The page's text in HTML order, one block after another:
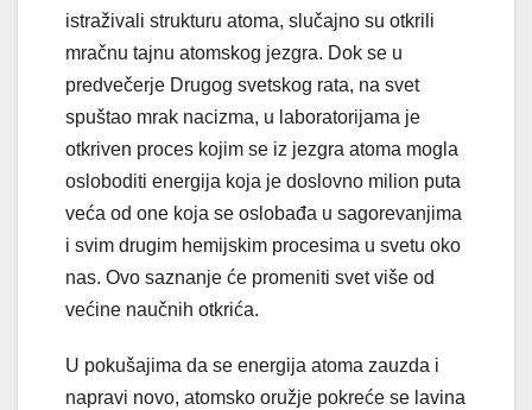
istraživali strukturu atoma, slučajno su otkrili
mračnu tajnu atomskog jezgra. Dok se u
predvečerje Drugog svetskog rata, na svet
spuštao mrak nacizma, u laboratorijama je
otkriven proces kojim se iz jezgra atoma mogla
osloboditi energija koja je doslovno milion puta
veća od one koja se oslobađa u sagorevanjima
i svim drugim hemijskim procesima u svetu oko
nas. Ovo saznanje će promeniti svet više od
većine naučnih otkrića.
U pokušajima da se energija atoma zauzda i
napravi novo, atomsko oružje pokreće se lavina